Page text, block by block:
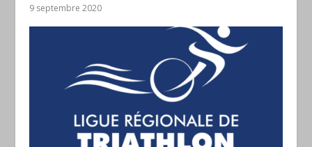
9 septembre 2020